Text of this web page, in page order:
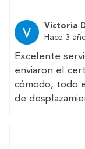
cuando otros
llegan a
Todo rápido,
teléfono y un
TRAMITAN
certificados,
la vivienda y la
Excelente
diseñada.
para quien
familiarizado
Recomendado.
Victoria
Hace 3
Excelente
enviaron el
cómodo, todo
de
(Translated by